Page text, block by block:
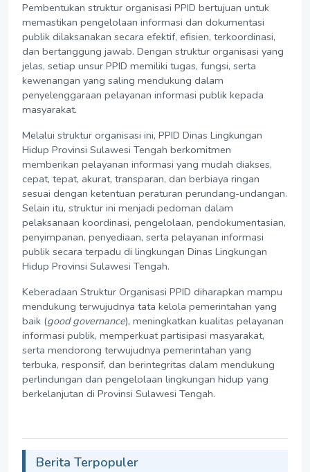
Pembentukan struktur organisasi PPID bertujuan untuk
memastikan pengelolaan informasi dan dokumentasi
publik dilaksanakan secara efektif, efisien, terkoordinasi,
dan bertanggung jawab. Dengan struktur organisasi yang
jelas, setiap unsur PPID memiliki tugas, fungsi, serta
kewenangan yang saling mendukung dalam
penyelenggaraan pelayanan informasi publik kepada
masyarakat.
Melalui struktur organisasi ini, PPID Dinas Lingkungan
Hidup Provinsi Sulawesi Tengah berkomitmen
memberikan pelayanan informasi yang mudah diakses,
cepat, tepat, akurat, transparan, dan berbiaya ringan
sesuai dengan ketentuan peraturan perundang-undangan.
Selain itu, struktur ini menjadi pedoman dalam
pelaksanaan koordinasi, pengelolaan, pendokumentasian,
penyimpanan, penyediaan, serta pelayanan informasi
publik secara terpadu di lingkungan Dinas Lingkungan
Hidup Provinsi Sulawesi Tengah.
Keberadaan Struktur Organisasi PPID diharapkan mampu
mendukung terwujudnya tata kelola pemerintahan yang
baik (good governance), meningkatkan kualitas pelayanan
informasi publik, memperkuat partisipasi masyarakat,
serta mendorong terwujudnya pemerintahan yang
terbuka, responsif, dan berintegritas dalam mendukung
perlindungan dan pengelolaan lingkungan hidup yang
berkelanjutan di Provinsi Sulawesi Tengah.
Berita Terpopuler